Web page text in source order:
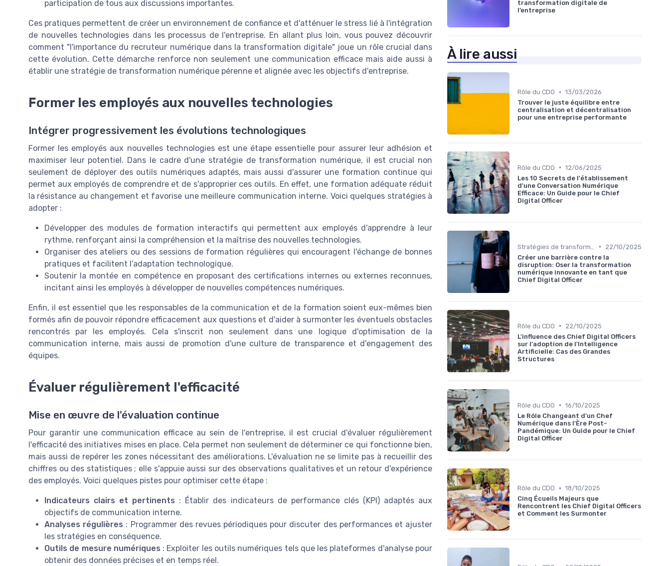
participation de tous aux discussions importantes.
Ces pratiques permettent de créer un environnement de confiance et d'atténuer le stress lié à l'intégration
de nouvelles technologies dans les processus de l'entreprise. En allant plus loin, vous pouvez découvrir
comment "l'importance du recruteur numérique dans la transformation digitale" joue un rôle crucial dans
cette évolution. Cette démarche renforce non seulement une communication efficace mais aide aussi à
établir une stratégie de transformation numérique pérenne et alignée avec les objectifs d'entreprise.
Former les employés aux nouvelles technologies
Intégrer progressivement les évolutions technologiques
Former les employés aux nouvelles technologies est une étape essentielle pour assurer leur adhésion et
maximiser leur potentiel. Dans le cadre d'une stratégie de transformation numérique, il est crucial non
seulement de déployer des outils numériques adaptés, mais aussi d'assurer une formation continue qui
permet aux employés de comprendre et de s'approprier ces outils. En effet, une formation adéquate réduit
la résistance au changement et favorise une meilleure communication interne. Voici quelques stratégies à
adopter :
Développer des modules de formation interactifs qui permettent aux employés d’apprendre à leur
rythme, renforçant ainsi la compréhension et la maîtrise des nouvelles technologies.
Organiser des ateliers ou des sessions de formation régulières qui encouragent l'échange de bonnes
pratiques et facilitent l’adaptation technologique.
Soutenir la montée en compétence en proposant des certifications internes ou externes reconnues,
incitant ainsi les employés à développer de nouvelles compétences numériques.
Enfin, il est essentiel que les responsables de la communication et de la formation soient eux-mêmes bien
formés afin de pouvoir répondre efficacement aux questions et d'aider à surmonter les éventuels obstacles
rencontrés par les employés. Cela s'inscrit non seulement dans une logique d'optimisation de la
communication interne, mais aussi de promotion d'une culture de transparence et d'engagement des
équipes.
Évaluer régulièrement l'efficacité
Mise en œuvre de l'évaluation continue
Pour garantir une communication efficace au sein de l'entreprise, il est crucial d'évaluer régulièrement
l'efficacité des initiatives mises en place. Cela permet non seulement de déterminer ce qui fonctionne bien,
mais aussi de repérer les zones nécessitant des améliorations. L'évaluation ne se limite pas à recueillir des
chiffres ou des statistiques ; elle s'appuie aussi sur des observations qualitatives et un retour d'expérience
des employés. Voici quelques pistes pour optimiser cette étape :
Indicateurs clairs et pertinents : Établir des indicateurs de performance clés (KPI) adaptés aux
objectifs de communication interne.
Analyses régulières : Programmer des revues périodiques pour discuter des performances et ajuster
les stratégies en conséquence.
Outils de mesure numériques : Exploiter les outils numériques tels que les plateformes d'analyse pour
obtenir des données précises et en temps réel.
transformation digitale de
l’entreprise
À lire aussi
Rôle du CDO • 13/03/2026
Trouver le juste équilibre entre
centralisation et décentralisation
pour une entreprise performante
Rôle du CDO • 12/06/2025
Les 10 Secrets de l'établissement
d'une Conversation Numérique
Efficace: Un Guide pour le Chief
Digital Officer
•
22/10/2025
Créer une barrière contre la
disruption: Oser la transformation
numérique innovante en tant que
Chief Digital Officer
Rôle du CDO •
22/10/2025
L'influence des Chief Digital Officers
sur l'adoption de l'Intelligence
Artificielle: Cas des Grandes
Structures
Rôle du CDO • 16/10/2025
Le Rôle Changeant d'un Chef
Numérique dans l'Ère Post-
Pandémique: Un Guide pour le Chief
Digital Officer
Rôle du CDO • 18/10/2025
Cinq Écueils Majeurs que
Rencontrent les Chief Digital Officers
et Comment les Surmonter